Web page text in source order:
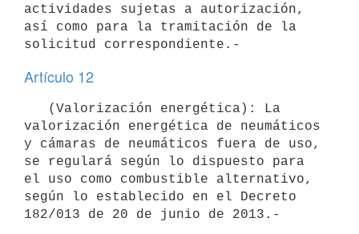
actividades sujetas a autorización,
así como para la tramitación de la
Artículo 12
valorización energética de neumáticos
y cámaras de neumáticos fuera de uso,
se regulará según lo dispuesto para
el uso como combustible alternativo,
según lo establecido en el Decreto